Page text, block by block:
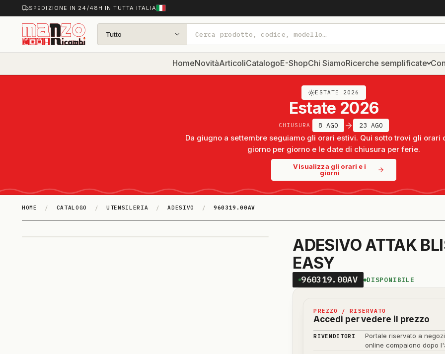
SPEDIZIONE IN 24/48H IN TUTTA ITALIA
Tutto
HomeNovitàArticoliCatalogoE-ShopChi SiamoRicerche semplificate
ESTATE 2026
Estate 2026
CHIUSURA 8 AGO 23 AGO
Da giugno a settembre seguiamo gli orari estivi. Qui sotto trovi gli orari
giorno per giorno e le date di chiusura per ferie.
Visualizza gli orari e i
giorni
HOME / CATALOGO / UTENSILERIA / ADESIVO / 960319.00AV
ADESIVO ATTAK
EASY
960319.00AV DISPONIBILE
PREZZO / RISERVATO
Accedi per vedere il prezzo
RIVENDITORI
Portale riservato a
online compaiono dopo